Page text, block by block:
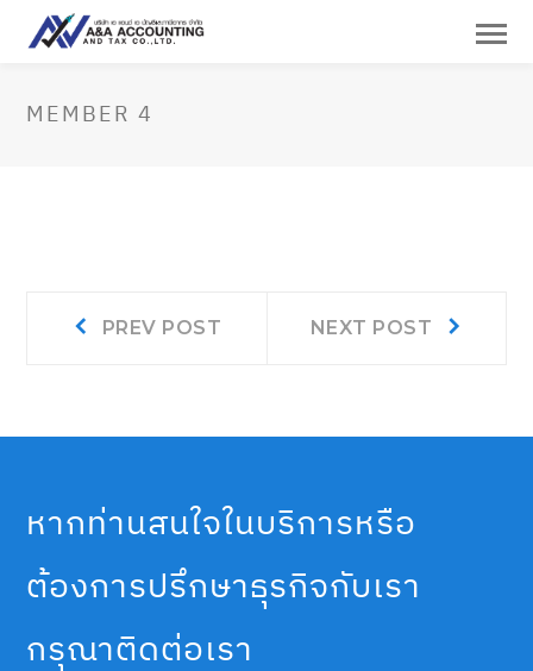
MEMBER 4
แนะแนว
PREV POST NEXT POST
หากท่านสนใจในบริการหรือ
ต้องการปรึกษาธุรกิจกับเรา
กรุณาติดต่อเรา